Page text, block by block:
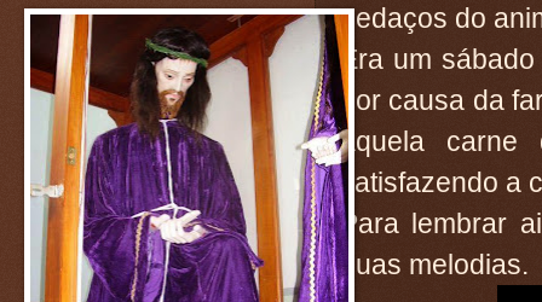
pedaços do
Era um
por causa da
aquela
satisfazendo a
Para lembrar
duas melodias.